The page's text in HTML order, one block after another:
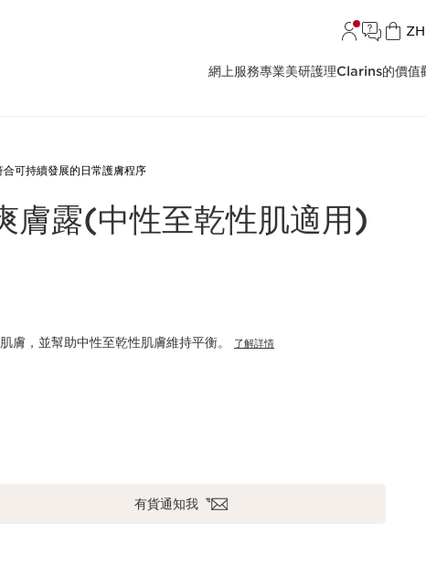
語言
ZH
網上服務專業美研護理Clarins的價值
可持續發展的日常護膚程序
膚露(中性至乾性肌適用)
膚，並幫助中性至乾性肌膚維持平衡。 了解詳情
有貨通知我